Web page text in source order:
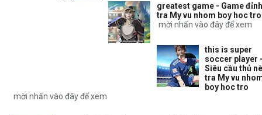
greatest game - Game
tra My vu nhom boy hoc tro
mời nhấn vào đây để xem
this is super
soccer player
Siêu cầu thủ
tra My vu
boy hoc tro
mời nhấn vào đây để xem